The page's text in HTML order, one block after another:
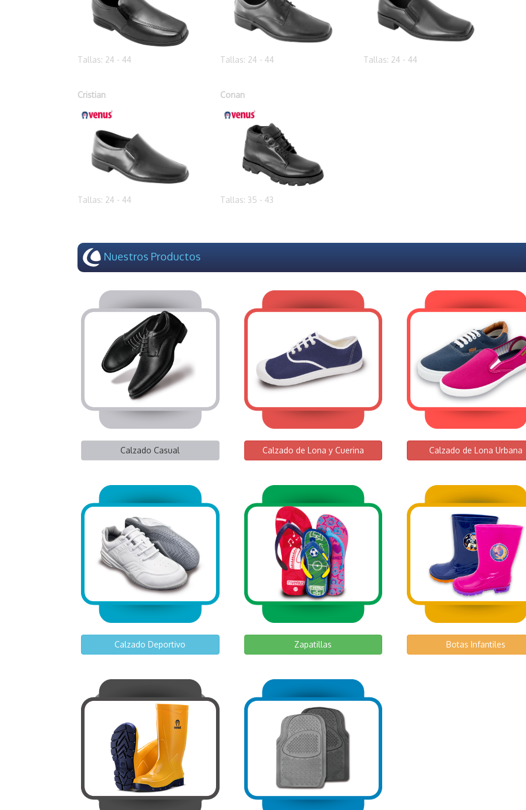
Tallas: 24 - 44 Tallas: 24 - 44 Tallas: 24 - 44
Cristian
Tallas: 24 - 44
Conan
Tallas: 35 - 43
Nuestros Productos
Calzado Casual Calzado de Lona y Cuerina Calzado de Lona Urbana
Calzado Deportivo Zapatillas Botas Infantiles